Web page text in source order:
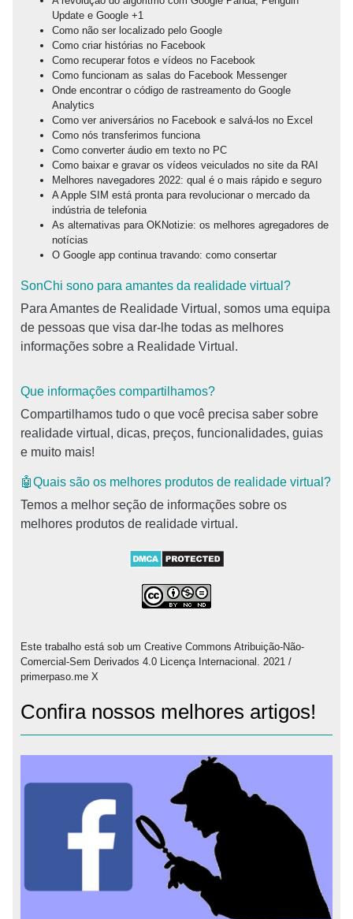
Update e Google +1
Como não ser localizado pelo Google
Como criar histórias no Facebook
Como recuperar fotos e vídeos no Facebook
Como funcionam as salas do Facebook Messenger
Onde encontrar o código de rastreamento do Google
Analytics
Como ver aniversários no Facebook e salvá-los no Excel
Como nós transferimos funciona
Como converter áudio em texto no PC
Como baixar e gravar os vídeos veiculados no site da RAI
Melhores navegadores 2022: qual é o mais rápido e seguro
A Apple SIM está pronta para revolucionar o mercado da
indústria de telefonia
As alternativas para OKNotizie: os melhores agregadores de
notícias
O Google app continua travando: como consertar
SonChi sono para amantes da realidade virtual?
Para Amantes de Realidade Virtual, somos uma equipa
de pessoas que visa dar-lhe todas as melhores
informações sobre a Realidade Virtual.
Que informações compartilhamos?
Compartilhamos tudo o que você precisa saber sobre
realidade virtual, dicas, preços, funcionalidades, guias
e muito mais!
🤖Quais são os melhores produtos de realidade virtual?
Temos a melhor seção de informações sobre os
melhores produtos de realidade virtual.
Este trabalho está sob um Creative Commons Atribuição-Não-
Comercial-Sem Derivados 4.0 Licença Internacional. 2021 /
primerpaso.me X
Confira nossos melhores artigos!